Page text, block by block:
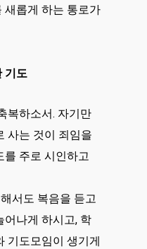
새롭게 하는 통로가
기도
복하소서. 자기만
사는 것이 죄임을
주로 시인하고
서도 복음을 듣고
어나게 하시고, 학
기도모임이 생기게